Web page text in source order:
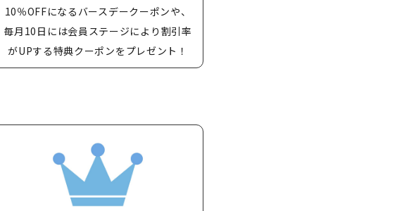
10％OFFになるバースデークーポンや、
毎月10日には会員ステージにより割引率
がUPする特典クーポンをプレゼント！